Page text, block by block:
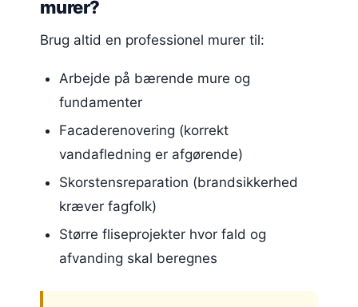
murer?
Brug altid en professionel murer til:
Arbejde på bærende mure og
fundamenter
Facaderenovering (korrekt
vandafledning er afgørende)
Skorstensreparation (brandsikkerhed
kræver fagfolk)
Større fliseprojekter hvor fald og
afvanding skal beregnes